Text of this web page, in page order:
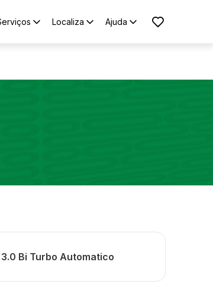
Localiza Ajuda
Bi Turbo Automatico